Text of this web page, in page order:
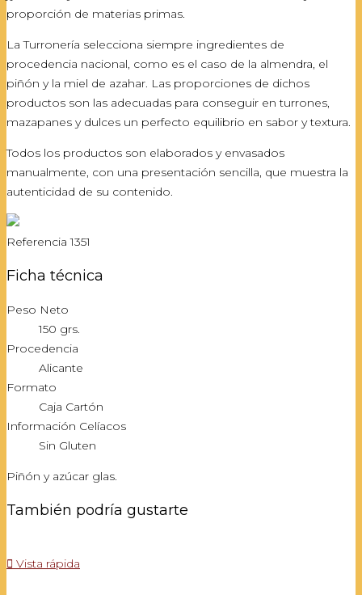
proporción de materias primas.
La Turronería selecciona siempre ingredientes de
procedencia nacional, como es el caso de la almendra, el
piñón y la miel de azahar. Las proporciones de dichos
productos son las adecuadas para conseguir en turrones,
mazapanes y dulces un perfecto equilibrio en sabor y textura.
Todos los productos son elaborados y envasados
manualmente, con una presentación sencilla, que muestra la
autenticidad de su contenido.
Referencia1351
Ficha técnica
Peso Neto
150 grs.
Procedencia
Alicante
Formato
Caja Cartón
Información Celíacos
Sin Gluten
Piñón y azúcar glas.
También podría gustarte
 Vista rápida